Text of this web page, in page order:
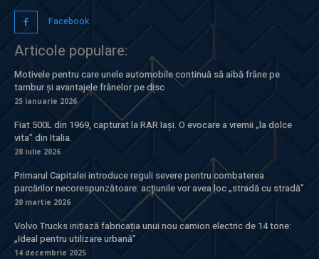
Facebook
Articole populare:
Motivele pentru care unele automobile continuă să aibă frâne pe
tambur și avantajele frânelor pe disc
25 ianuarie 2026
Fiat 500L din 1969, capturat la RAR Iași. O evocare a vremii „la dolce
vita” din Italia.
28 iulie 2026
Primarul Capitalei introduce reguli severe pentru combaterea
parcărilor necorespunzătoare: acțiunile vor avea loc „stradă cu stradă”
20 martie 2026
Volvo Trucks inițiază fabricația unui nou camion electric de 14 tone:
„Ideal pentru utilizare urbană”
14 decembrie 2025